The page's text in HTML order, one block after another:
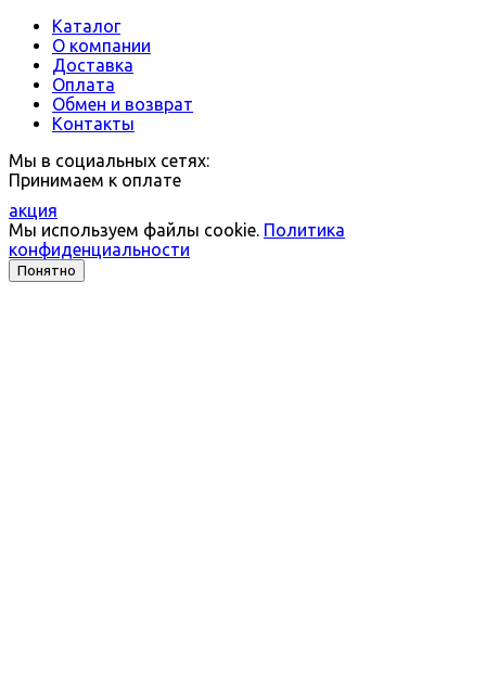
Каталог
О компании
Доставка
Оплата
Обмен и возврат
Контакты
Мы в социальных сетях:
Принимаем к оплате
акция
Мы используем файлы cookie. Политика
конфиденциальности
Понятно